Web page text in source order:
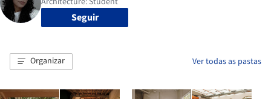
Seguir
Organizar Ver todas as pastas